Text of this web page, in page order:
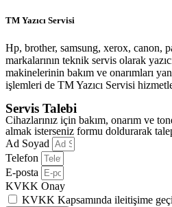
TM Yazıcı Servisi
Hp, brother, samsung, xerox, canon,
markalarının teknik servis olarak
makinelerinin bakım ve onarımları
işlemleri de TM Yazıcı Servisi
Servis Talebi
Cihazlarınız için bakım, onarım ve
almak isterseniz formu doldurarak
Ad Soyad
Telefon
E-posta
KVKK Onay
KVKK Kapsamında ileitişime